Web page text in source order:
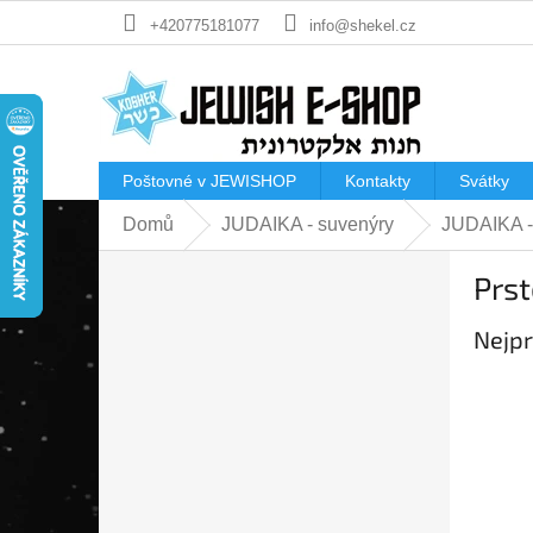
+420775181077 info@shekel.cz
Poštovné v JEWISHOP Kontakty Svátky
Domů JUDAIKA - suvenýry JUDAIKA